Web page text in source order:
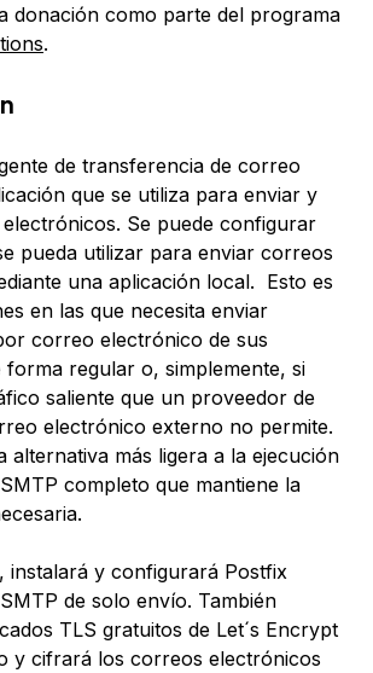
donación como parte del programa
.
de transferencia de correo
que se utiliza para enviar y
Se puede configurar
pueda utilizar para enviar correos
una aplicación local. Esto es
en las que necesita enviar
correo electrónico de sus
forma regular o, simplemente, si
saliente que un proveedor de
electrónico externo no permite.
alternativa más ligera a la ejecución
completo que mantiene la
instalará y configurará Postfix
de solo envío. También
TLS gratuitos de Let´s Encrypt
y cifrará los correos electrónicos